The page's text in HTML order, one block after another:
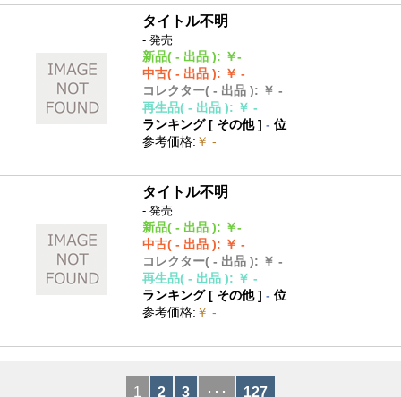
タイトル不明
- 発売
新品( - 出品 ): ￥-
中古( - 出品 ): ￥ -
コレクター( - 出品 ): ￥ -
再生品( - 出品 ): ￥ -
ランキング [ その他]- 位
参考価格: ￥ -
タイトル不明
- 発売
新品( - 出品 ): ￥-
中古( - 出品 ): ￥ -
コレクター( - 出品 ): ￥ -
再生品( - 出品 ): ￥ -
ランキング [ その他]- 位
参考価格: ￥ -
1 2 3 ･･･ 127